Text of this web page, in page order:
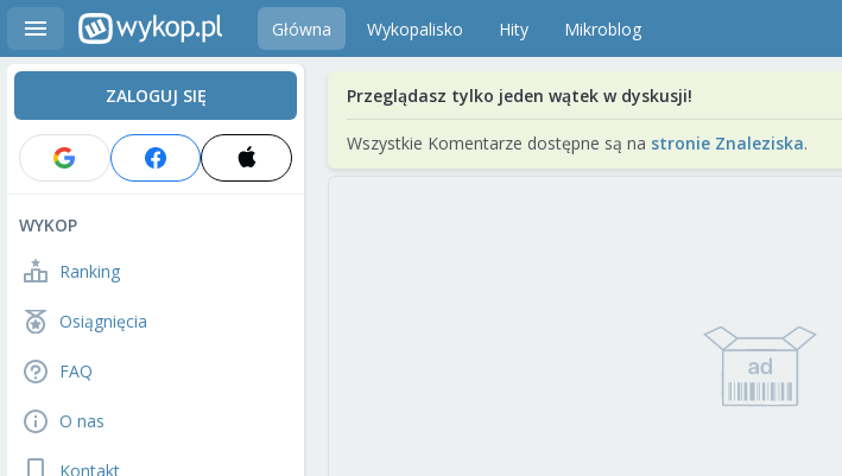
Główna Wykopalisko Hity Mikroblog
ZALOGUJ SIĘ
WYKOP
Ranking
Osiągnięcia
FAQ
O nas
Kontakt
Przeglądasz tylko jeden wątek w dyskusji!
Wszystkie Komentarze dostępne są na stronie Znaleziska.